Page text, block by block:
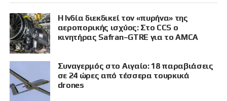
Η Ινδία διεκδικεί τον «πυρήνα» της
αεροπορικής ισχύος: Στο CCS ο
κινητήρας Safran–GTRE για το AMCA
Συναγερμός στο Αιγαίο: 18 παραβιάσεις
σε 24 ώρες από τέσσερα τουρκικά
drones